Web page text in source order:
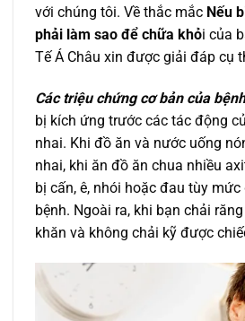
với chúng tôi. Về thắc mắc Nếu
phải làm sao để chữa khỏi của
Tế Á Châu xin được giải đáp cụ
Các triệu chứng cơ bản của
bị kích ứng trước các tác động
nhai. Khi đồ ăn và nước uống
nhai, khi ăn đồ ăn chua nhiều
bị cấn, ê, nhói hoặc đau tùy
bệnh. Ngoài ra, khi bạn chải
khăn và không chải kỹ được